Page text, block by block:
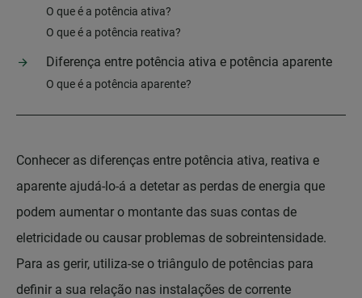
O que é a potência ativa?
O que é a potência reativa?
Diferença entre potência ativa e potência aparente
O que é a potência aparente?
Conhecer as diferenças entre potência ativa, reativa e
aparente ajudá-lo-á a detetar as perdas de energia que
podem aumentar o montante das suas contas de
eletricidade ou causar problemas de sobreintensidade.
Para as gerir, utiliza-se o triângulo de potências para
definir a sua relação nas instalações de corrente